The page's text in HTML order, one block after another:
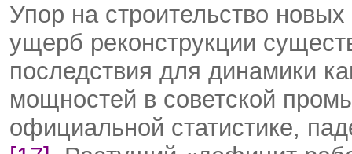
Упор на строительство
ущерб реконструкции
последствия для динамики
мощностей в советской
официальной статистике,